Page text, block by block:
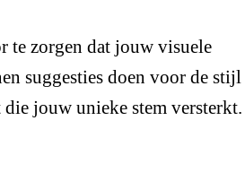
te zorgen dat jouw visuele
suggesties doen voor de stijl
jouw unieke stem versterkt.